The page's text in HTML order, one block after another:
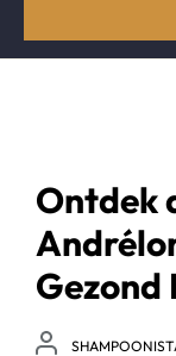
Ontdek
Gezond